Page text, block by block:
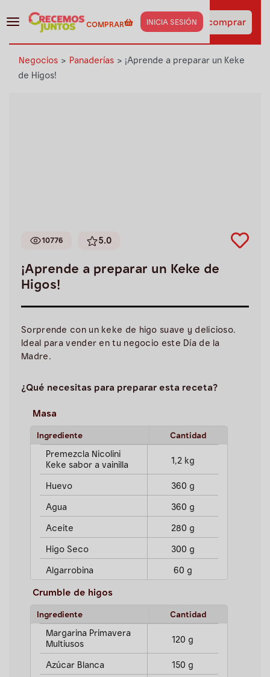
COMPRAR INICIA SESIÓN
¡Haz clic aquí y obtén los
insumos de esta receta
al instante!
Ir a comprar
Negocios > Panaderías > ¡Aprende a preparar un Keke
de Higos!
10776 5.0
¡Aprende a preparar un Keke de
Higos!
Sorprende con un keke de higo suave y delicioso.
Ideal para vender en tu negocio este Día de la
Madre.
¿Qué necesitas para preparar esta receta?
Masa
Ingrediente Cantidad
Premezcla Nicolini
Keke sabor a vainilla
1,2 kg
Huevo 360 g
Agua 360 g
Aceite 280 g
Higo Seco 300 g
Algarrobina 60 g
Crumble de higos
Ingrediente Cantidad
Margarina Primavera
Multiusos
120 g
Azúcar Blanca 150 g